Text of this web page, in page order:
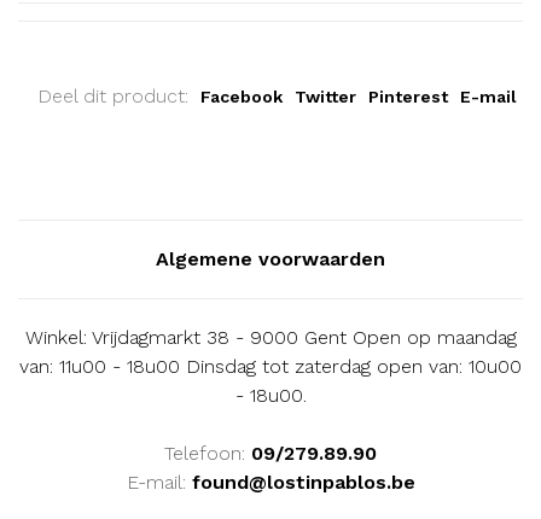
Deel dit product: Facebook Twitter Pinterest E-mail
Algemene voorwaarden
Winkel: Vrijdagmarkt 38 - 9000 Gent Open op maandag
van: 11u00 - 18u00 Dinsdag tot zaterdag open van: 10u00
- 18u00.
Telefoon: 09/279.89.90
E-mail: found@lostinpablos.be